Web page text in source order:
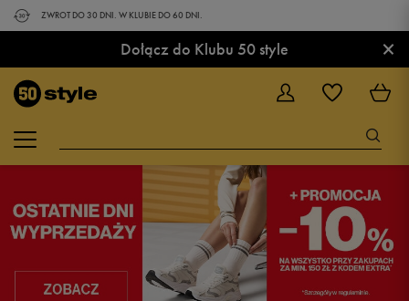
ZWROT DO 30 DNI. W KLUBIE DO 60 DNI.
Dołącz do Klubu 50 style ×